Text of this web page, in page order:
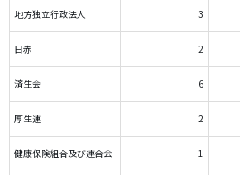
地方独立行政法人 3
日赤 2
済生会 6
厚生連 2
健康保険組合及び連合会 1